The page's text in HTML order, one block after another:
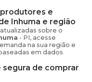
e
Inhuma e região
sobre o
- PI, acesse
na sua região e
em dados
segura de comprar